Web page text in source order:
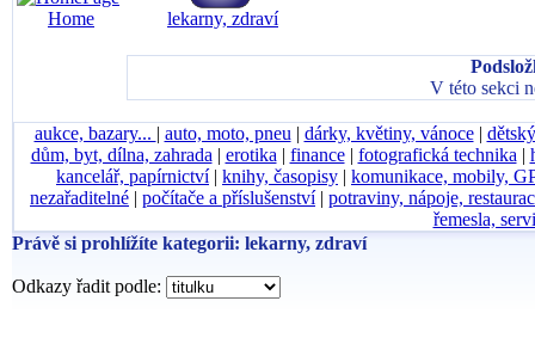
Home
lekarny, zdraví
V této sekci
aukce, bazary... | auto, moto, pneu | dárky, květiny, vánoce|
dům, byt, dílna, zahrada | erotika | finance| fotografická technika |
kancelář, papírnictví| knihy, časopisy | komunikace, mobily,
nezařaditelné | počítače a příslušenství| potraviny, nápoje,
řemesla,
Právě si prohlížíte kategorii: lekarny, zdraví
Odkazy řadit podle: